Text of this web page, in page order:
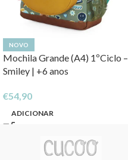
NOVO
Mochila Grande (A4) 1ºCiclo –
Smiley | +6 anos
€54,90
ADICIONAR